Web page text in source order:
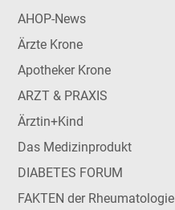
AHOP-News
Ärzte Krone
Apotheker Krone
ARZT & PRAXIS
Ärztin+Kind
Das Medizinprodukt
DIABETES FORUM
FAKTEN der Rheumatologie